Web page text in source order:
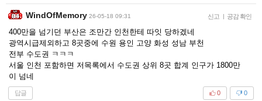
WindOfMemory 26-05-18 09:31 신고 | 공감 확인
400만을 넘기던 부산은 조만간 인천한테 따잇 당하겠네
광역시급제외하고 8곳중에 수원 용인 고양 화성 성남 부천
전부 수도권 ㅋㅋㅋ
서울 인천 포함하면 저목록에서 수도권 상위 8곳 합계 인구가 1800만
이 넘네
답글 0
0